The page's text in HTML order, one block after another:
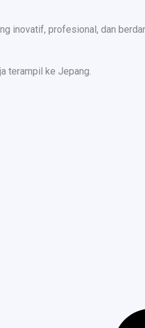
inovatif, profesional, dan
terampil ke Jepang.